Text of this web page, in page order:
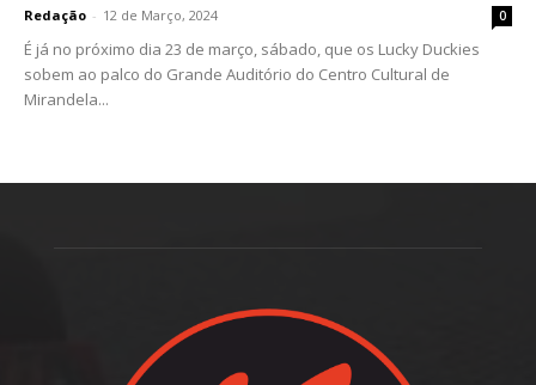
Redação - 12 de Março, 2024 0
É já no próximo dia 23 de março, sábado, que os Lucky Duckies
sobem ao palco do Grande Auditório do Centro Cultural de
Mirandela...